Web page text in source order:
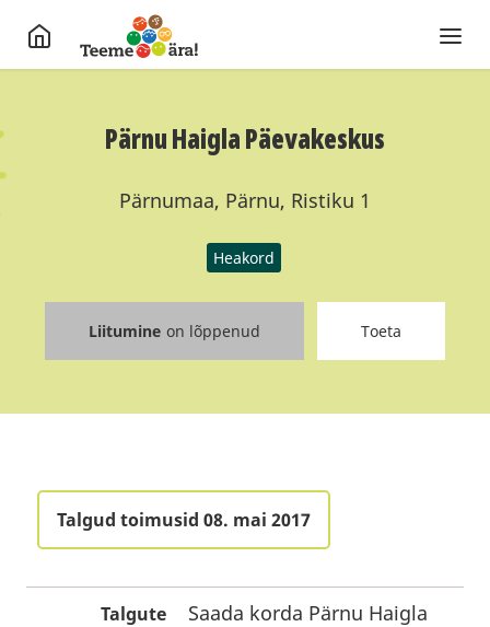
Pärnu Haigla Päevakeskus
Pärnumaa, Pärnu, Ristiku 1
Heakord
Liitumine on lõppenud Toeta
Talgud toimusid 08. mai 2017
Talgute
Saada korda Pärnu Haigla